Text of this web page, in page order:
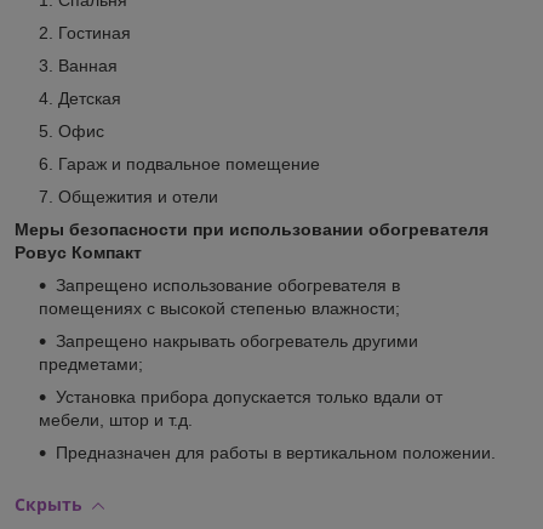
Гостиная
Ванная
Детская
Офис
Гараж и подвальное помещение
Общежития и отели
Меры безопасности при использовании обогревателя
Ровус Компакт
Запрещено использование обогревателя в
помещениях с высокой степенью влажности;
Запрещено накрывать обогреватель другими
предметами;
Установка прибора допускается только вдали от
мебели, штор и т.д.
Предназначен для работы в вертикальном положении.
Скрыть